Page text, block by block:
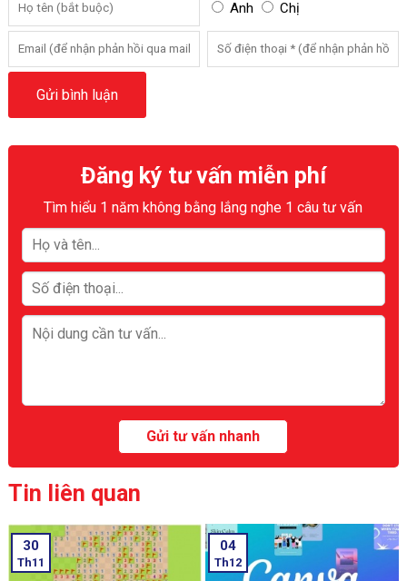
Anh Chị
Đăng ký tư vấn miễn phí
Tìm hiểu 1 năm không bằng lắng nghe 1 câu tư vấn
Tin liên quan
30
Th11
04
Th12